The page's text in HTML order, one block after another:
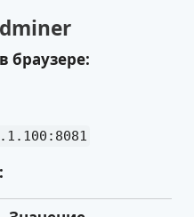
браузере: